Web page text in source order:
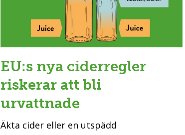
EU:s nya ciderregler
riskerar att bli
urvattnade
Äkta cider eller en utspädd